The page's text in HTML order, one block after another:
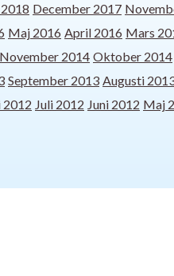
December 2017
Maj 2016 April 2016 Mars
November 2014 Oktober 2014
September 2013 Augusti
2012 Juli 2012 Juni 2012 Maj